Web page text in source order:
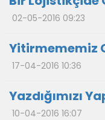
02-05-2016 09:23
Yitirmememiz
17-04-2016 10:36
Yazdığımızı
10-04-2016 16:07